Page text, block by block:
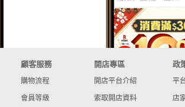
顧客服務
購物流程
會員等級
開店專區
開店平台介紹
索取開店資料
政
平
店